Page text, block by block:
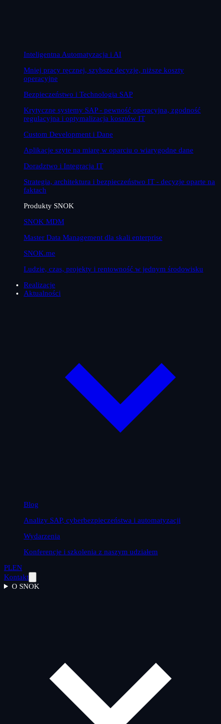
Inteligentna Automatyzacja i AI
Mniej pracy ręcznej, szybsze decyzje, niższe koszty
operacyjne
Bezpieczeństwo i Technologia SAP
Krytyczne systemy SAP - pewność operacyjna, zgodność
regulacyjna i optymalizacja kosztów IT
Custom Development i Dane
Aplikacje szyte na miarę w oparciu o wiarygodne dane
Doradztwo i Integracja IT
Strategia, architektura i bezpieczeństwo IT - decyzje oparte na
faktach
Produkty SNOK
SNOK MDM
Master Data Management dla skali enterprise
SNOK.me
Ludzie, czas, projekty i rentowność w jednym środowisku
Realizacje
Aktualności
Blog
Analizy SAP, cyberbezpieczeństwa i automatyzacji
Wydarzenia
Konferencje i szkolenia z naszym udziałem
PLEN
Kontakt
O SNOK